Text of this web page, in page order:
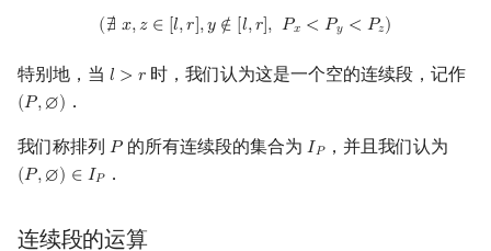
Lyndon 分解
Main–Lorentz 算法
高次剩余 & 单位根
狄利克雷卷积
杨氏矩阵
拟阵
弦图
图的着色
(∄ 𝑥,𝑧 ∈ [𝑙,𝑟],𝑦 ∉ [𝑙,𝑟], 𝑃𝑥 < 𝑃𝑦 < 𝑃𝑧)
∄ x, z∈[l r] y∉[ ,r Px <P <P z)
特别地，当 𝑙 > 𝑟
l >r 时，我们认为这是一个空的连续段，记作
(𝑃,∅)
(P,∅) ．
我们称排列 𝑃
P 的所有连续段的集合为 𝐼𝑃
IP，并且我们认为
(𝑃,∅) ∈ 𝐼𝑃
(P,∅)∈ IP ．
连续段的运算